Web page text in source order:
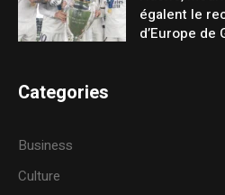
égalent le
d’Europe de
Categories
Business
Culture